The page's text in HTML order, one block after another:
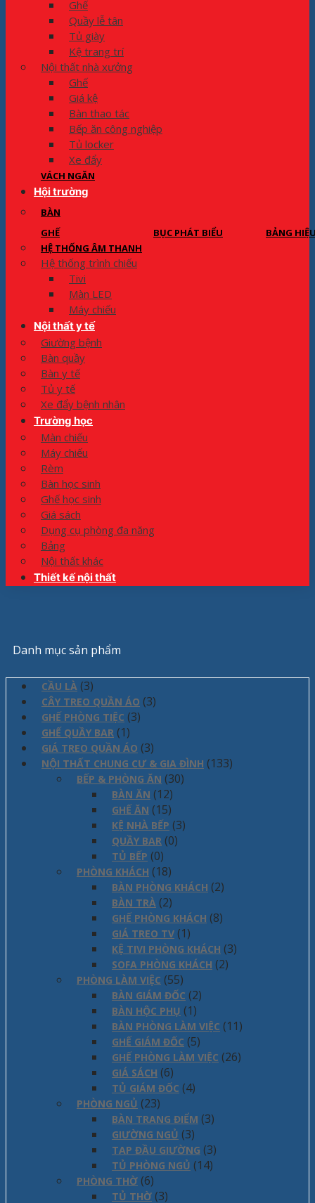
Ghế
Quầy lễ tân
Tủ giày
Kệ trang trí
Nội thất nhà xưởng
Ghế
Giá kệ
Bàn thao tác
Bếp ăn công nghiệp
Tủ locker
Xe đẩy
VÁCH NGĂN
Hội trường
BÀN
GHẾ
BỤC PHÁT BIỂU
BẢNG
HỆ THỐNG ÂM THANH
Hệ thống trình chiếu
Tivi
Màn LED
Máy chiếu
Nội thất y tế
Giường bệnh
Bàn quầy
Bàn y tế
Tủ y tế
Xe đẩy bệnh nhân
Trường học
Màn chiếu
Máy chiếu
Rèm
Bàn học sinh
Ghế học sinh
Giá sách
Dụng cụ phòng đa năng
Bảng
Nội thất khác
Thiết kế nội thất
Danh mục sản phẩm
CẦU LÀ (3)
CÂY TREO QUẦN ÁO (3)
GHẾ PHÒNG TIỆC (3)
GHẾ QUẦY BAR (1)
GIÁ TREO QUẦN ÁO (3)
NỘI THẤT CHUNG CƯ & GIA ĐÌNH (133)
BẾP & PHÒNG ĂN (30)
BÀN ĂN (12)
GHẾ ĂN (15)
KỆ NHÀ BẾP (3)
QUẦY BAR (0)
TỦ BẾP (0)
PHÒNG KHÁCH (18)
BÀN PHÒNG KHÁCH (2)
BÀN TRÀ (2)
GHẾ PHÒNG KHÁCH (8)
GIÁ TREO TV (1)
KỆ TIVI PHÒNG KHÁCH (3)
SOFA PHÒNG KHÁCH (2)
PHÒNG LÀM VIỆC (55)
BÀN GIÁM ĐỐC (2)
BÀN HỘC PHỤ (1)
BÀN PHÒNG LÀM VIỆC (11)
GHẾ GIÁM ĐỐC (5)
GHẾ PHÒNG LÀM VIỆC (26)
GIÁ SÁCH (6)
TỦ GIÁM ĐỐC (4)
PHÒNG NGỦ (23)
BÀN TRANG ĐIỂM (3)
GIƯỜNG NGỦ (3)
TAP ĐẦU GIƯỜNG (3)
TỦ PHÒNG NGỦ (14)
PHÒNG THỜ (6)
TỦ THỜ (3)